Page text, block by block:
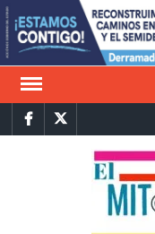
Saltar
al
contenido
FacebookTwitter